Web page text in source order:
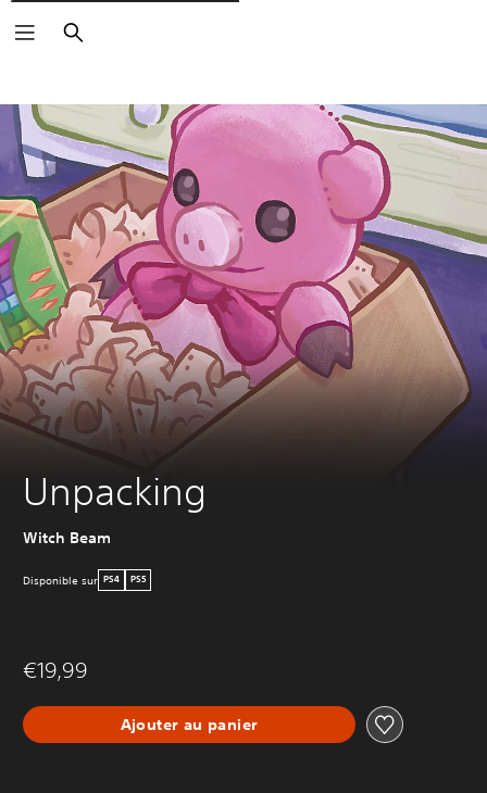
Rechercher
Unpacking
Witch Beam
Disponible sur PS4 PS5
€19,99
Ajouter au panier